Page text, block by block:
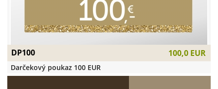
DP100 100,0 EUR
Darčekový poukaz 100 EUR